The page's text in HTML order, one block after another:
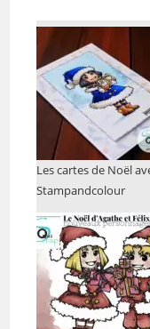
Les cartes de Noël
Stampandcolour